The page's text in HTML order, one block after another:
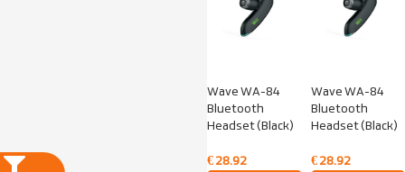
Wave WA-84
Bluetooth
Headset (Black)
€28.92
Wave WA-84
Bluetooth
Headset (Black)
€28.92